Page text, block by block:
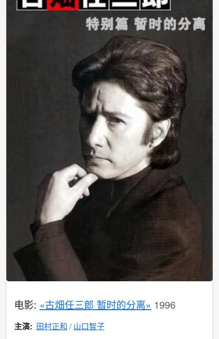
电影: «古畑任三郎 暂时的分离» 1996
主演: 田村正和
山口智子